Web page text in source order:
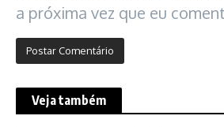
a próxima vez que eu
Veja também